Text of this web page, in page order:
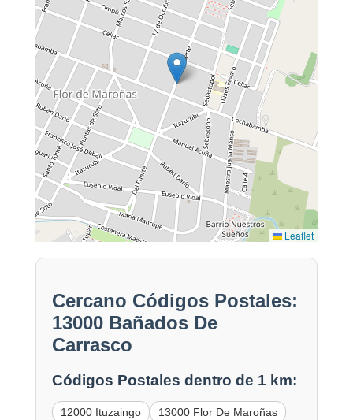
Leaflet
Cercano Códigos Postales:
13000 Bañados De
Carrasco
Códigos Postales dentro de 1 km:
12000 Ituzaingo
13000 Flor De Maroñas